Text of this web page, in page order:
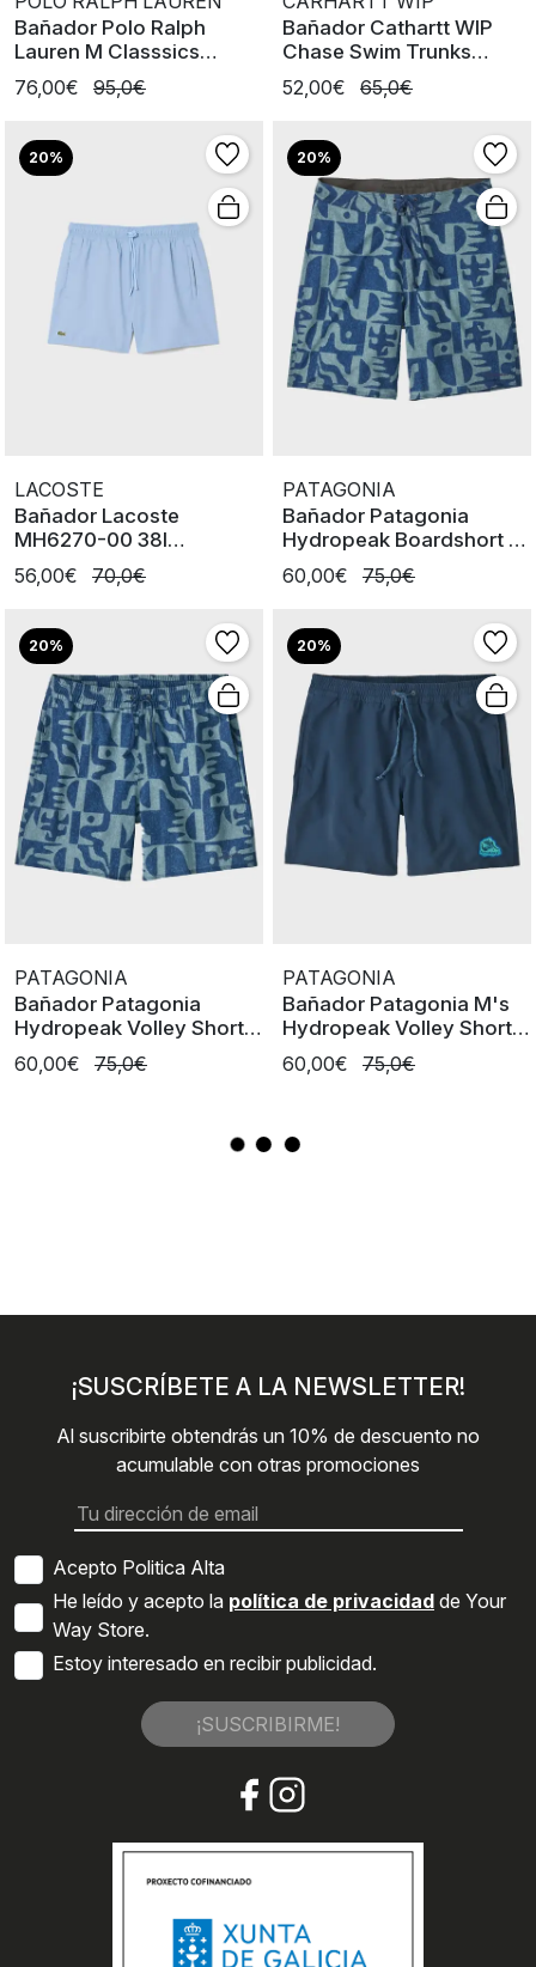
Bañador Polo Ralph
Lauren M Classsics
Traveler Grn
76,00€ 95,0€
Bañador Cathartt WIP
Chase Swim Trunks
Oxide Red
52,00€ 65,0€
20%
LACOSTE
Bañador Lacoste
MH6270-00 38I
azulclaroverde
56,00€ 70,0€
20%
PATAGONIA
Bañador Patagonia
Hydropeak Boardshort 18
In
60,00€ 75,0€
20%
PATAGONIA
Bañador Patagonia
Hydropeak Volley Shorts
16 In
60,00€ 75,0€
20%
PATAGONIA
Bañador Patagonia M's
Hydropeak Volley Shorts
16in
60,00€ 75,0€
¡SUSCRÍBETE A LA NEWSLETTER!
Al suscribirte obtendrás un 10% de descuento no
acumulable con otras promociones
Acepto Politica Alta
He leído y acepto la política de privacidad de Your
Way Store.
Estoy interesado en recibir publicidad.
¡SUSCRIBIRME!